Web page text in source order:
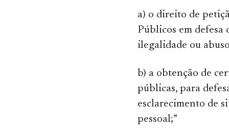
a) o direito de
Públicos em
ilegalidade ou
b) a obtenção de
públicas, para
esclarecimento de
pessoal;”